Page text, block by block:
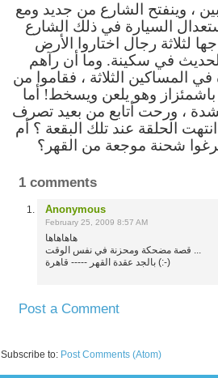
، وينفتح الشارع من جديد ومع
السيارة في ذلك الشارع
لثلاثة رجال اختاروا الأرض
في سكينة. وما أن رآهم
المساكين الثلاثة ، فقاموا من
وهو يلعن ويسخط! أما
، ورحت أتابع من بعيد تصرف
الحلقة عند تلك البقعة ؟ أم
شحنة موجعة من القهر؟
1 comments
Anonymous
February 25, 2009 8:57 AM
هاهاهاها
قصة مضحكة ومحزنة في نفس الوقت ...
بالجد عقدة القهر ----- قاهرة (:-)
Post a Comment
Subscribe to: Post Comments (Atom)